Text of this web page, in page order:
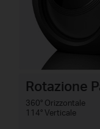
Rotazione
360° Orizzontale
114° Verticale